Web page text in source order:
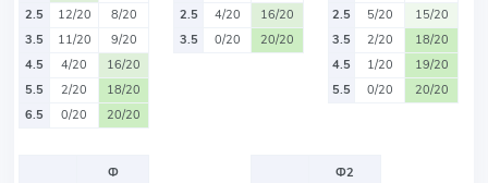
2.5
12/20
8/20
3.5
11/20
9/20
4.5
4/20
16/20
5.5
2/20
18/20
6.5
0/20 20/20
2.5
4/20
16/20
3.5
0/20 20/20
2.5
5/20
15/20
3.5
2/20
18/20
4.5
1/20
19/20
5.5
0/20 20/20
Ф
Ф2